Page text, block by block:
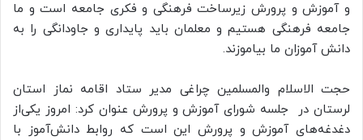
و آموزش و پرورش زیرساخت فرهنگی و فکری جامعه است و ما
جامعه فرهنگی هستیم و معلمان باید پایداری و جاودانگی را به
دانش آموزان ما بیاموزند.
حجت الاسلام والمسلمین چراغی مدیر ستاد اقامه نماز استان
لرستان در جلسه شورای آموزش و پرورش عنوان کرد: امروز یکی‌از
دغدغه‌های آموزش و پرورش این است که روابط دانش‌آموز با